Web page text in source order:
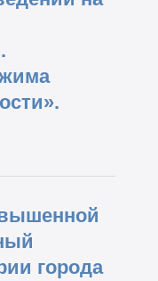
города